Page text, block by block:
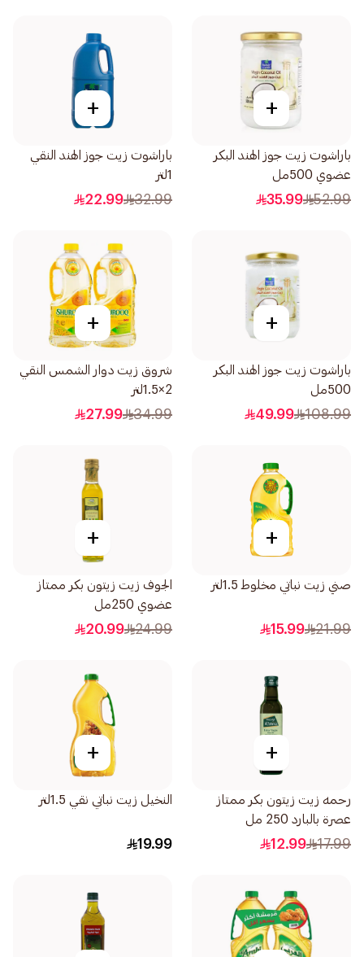
+
باراشوت زيت جوز الهند البكر
عضوي 500مل
52.99
35.99
+
باراشوت زيت جوز الهند النقي
1لتر
32.99
22.99
+
باراشوت زيت جوز الهند البكر
500مل
108.99
49.99
+
شروق زيت دوار الشمس النقي
2×1.5لتر
34.99
27.99
+
صني زيت نباتي مخلوط 1.5لتر
21.99
15.99
+
الجوف زيت زيتون بكر ممتاز
عضوي 250مل
24.99
20.99
+
رحمه زيت زيتون بكر ممتاز
عصرة بالبارد 250 مل
17.99
12.99
+
النخيل زيت نباتي نقي 1.5لتر
19.99